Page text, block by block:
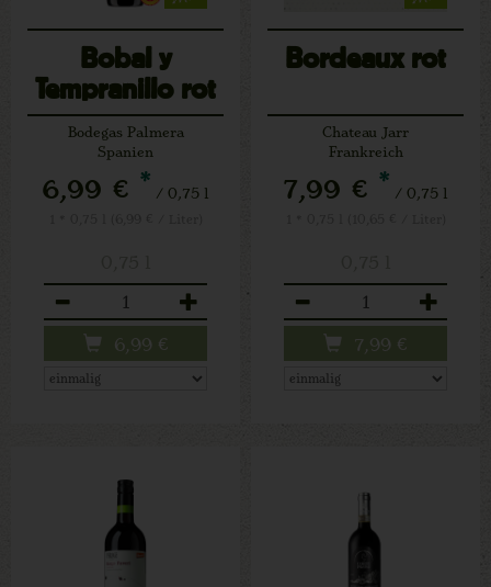
Bobal y
Tempranillo rot
(V)
Bodegas Palmera
Spanien
6,99 € * / 0,75 l
6,99 €
Bordeaux rot
Chateau Jarr
Frankreich
7,99 € * / 0,75 l
7,99 €